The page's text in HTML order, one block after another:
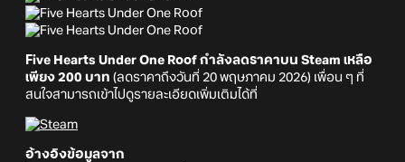
Five Hearts Under One Roof กำลังลดราคาบน Steam เหลือ
เพียง 200 บาท (ลดราคาถึงวันที่ 20 พฤษภาคม 2026) เพื่อน ๆ ที่
สนใจสามารถเข้าไปดูรายละเอียดเพิ่มเติมได้ที่
อ้างอิงข้อมูลจาก